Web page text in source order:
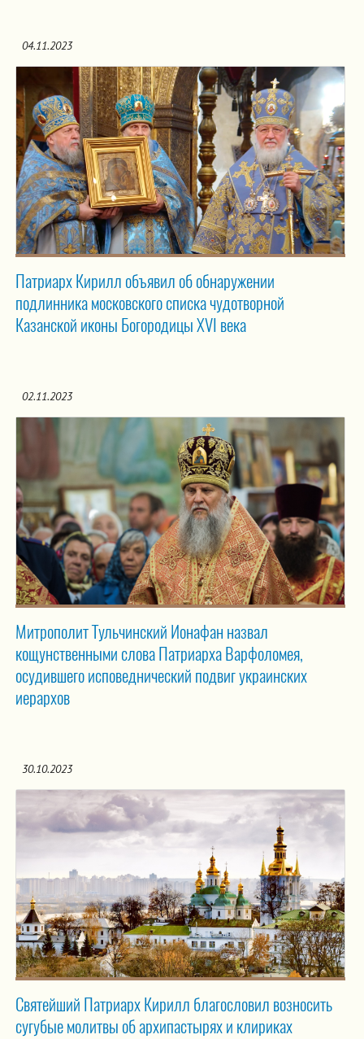
04.11.2023
Патриарх Кирилл объявил об обнаружении
подлинника московского списка чудотворной
Казанской иконы Богородицы XVI века
02.11.2023
Митрополит Тульчинский Ионафан назвал
кощунственными слова Патриарха Варфоломея,
осудившего исповеднический подвиг украинских
иерархов
30.10.2023
Святейший Патриарх Кирилл благословил возносить
сугубые молитвы об архипастырях и клириках